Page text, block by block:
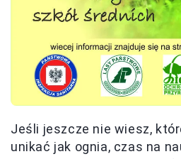
Jeśli jeszcze nie wiesz,
unikać jak ognia, czas na